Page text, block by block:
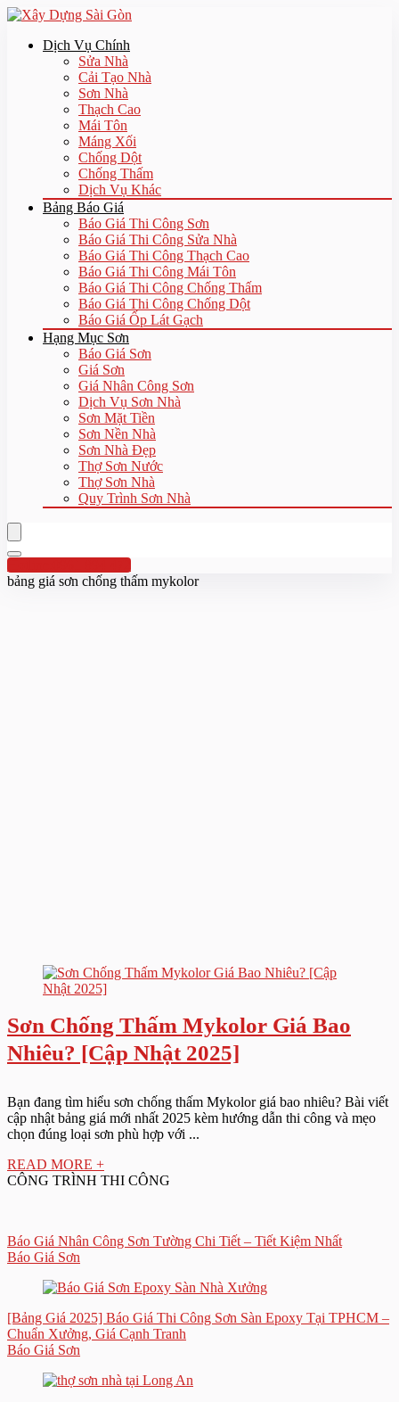
Dịch Vụ Chính
Sửa Nhà
Cải Tạo Nhà
Sơn Nhà
Thạch Cao
Mái Tôn
Máng Xối
Chống Dột
Chống Thấm
Dịch Vụ Khác
Bảng Báo Giá
Báo Giá Thi Công Sơn
Báo Giá Thi Công Sửa Nhà
Báo Giá Thi Công Thạch Cao
Báo Giá Thi Công Mái Tôn
Báo Giá Thi Công Chống Thấm
Báo Giá Thi Công Chống Dột
Báo Giá Ốp Lát Gạch
Hạng Mục Sơn
Báo Giá Sơn
Giá Sơn
Giá Nhân Công Sơn
Dịch Vụ Sơn Nhà
Sơn Mặt Tiền
Sơn Nền Nhà
Sơn Nhà Đẹp
Thợ Sơn Nước
Thợ Sơn Nhà
Quy Trình Sơn Nhà
Hotline:0961 894 472
bảng giá sơn chống thấm mykolor
Sơn Chống Thấm Mykolor Giá Bao
Nhiêu? [Cập Nhật 2025]
Bạn đang tìm hiểu sơn chống thấm Mykolor giá bao nhiêu? Bài viết
cập nhật bảng giá mới nhất 2025 kèm hướng dẫn thi công và mẹo
chọn đúng loại sơn phù hợp với ...
READ MORE +
CÔNG TRÌNH THI CÔNG
Báo Giá Nhân Công Sơn Tường Chi Tiết – Tiết Kiệm Nhất
Báo Giá Sơn
[Bảng Giá 2025] Báo Giá Thi Công Sơn Sàn Epoxy Tại TPHCM –
Chuẩn Xưởng, Giá Cạnh Tranh
Báo Giá Sơn